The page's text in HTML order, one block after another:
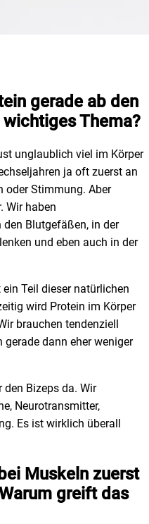
gerade ab den
Thema?
unglaublich viel im Körper
ja oft zuerst an
oder Stimmung. Aber
Wir haben
den Blutgefäßen, in der
und eben auch in der
Teil dieser natürlichen
wird Protein im Körper
brauchen tendenziell
gerade dann eher weniger
Bizeps da. Wir
Neurotransmitter,
Es ist wirklich überall
Muskeln zuerst
greift das